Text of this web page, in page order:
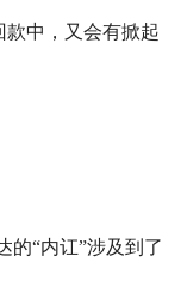
款中，又会有掀起
的“内讧”涉及到了